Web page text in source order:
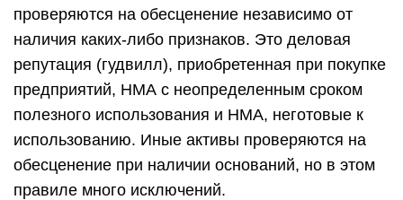
проверяются на обесценение независимо от
наличия каких-либо признаков. Это деловая
репутация (гудвилл), приобретенная при покупке
предприятий, НМА с неопределенным сроком
полезного использования и НМА, неготовые к
использованию. Иные активы проверяются на
обесценение при наличии оснований, но в этом
правиле много исключений.